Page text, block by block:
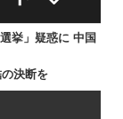
挙」疑惑に 中国
決断を